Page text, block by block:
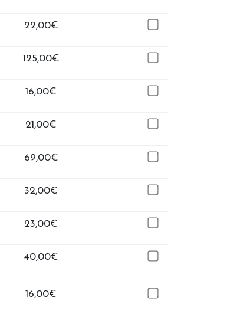
22,00€
125,00€
16,00€
21,00€
69,00€
32,00€
23,00€
40,00€
16,00€